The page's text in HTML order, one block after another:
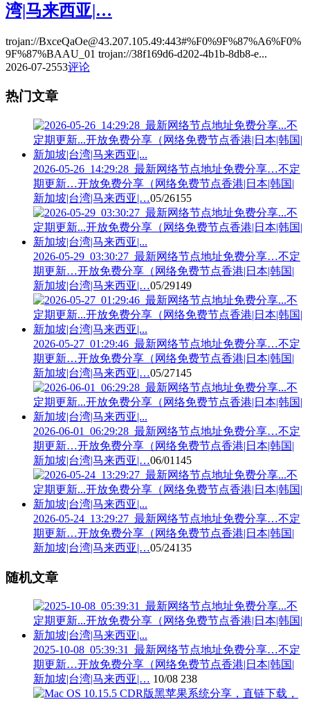
湾|马来西亚|…
trojan://BxceQaOe@43.207.105.49:443#%F0%9F%87%A6%F0%
9F%87%BAAU_01 trojan://38f169d6-d202-4b1b-8db8-e...
2026-07-2553评论
热门文章
2026-05-26_14:29:28_最新网络节点地址免费分享…不定
期更新…开放免费分享（网络免费节点香港|日本|韩国|
新加坡|台湾|马来西亚|…05/26155
2026-05-29_03:30:27_最新网络节点地址免费分享…不定
期更新…开放免费分享（网络免费节点香港|日本|韩国|
新加坡|台湾|马来西亚|…05/29149
2026-05-27_01:29:46_最新网络节点地址免费分享…不定
期更新…开放免费分享（网络免费节点香港|日本|韩国|
新加坡|台湾|马来西亚|…05/27145
2026-06-01_06:29:28_最新网络节点地址免费分享…不定
期更新…开放免费分享（网络免费节点香港|日本|韩国|
新加坡|台湾|马来西亚|…06/01 145
2026-05-24_13:29:27_最新网络节点地址免费分享…不定
期更新…开放免费分享（网络免费节点香港|日本|韩国|
新加坡|台湾|马来西亚|…05/24135
随机文章
2025-10-08_05:39:31_最新网络节点地址免费分享…不定
期更新…开放免费分享（网络免费节点香港|日本|韩国|
新加坡|台湾|马来西亚|… 10/08 238